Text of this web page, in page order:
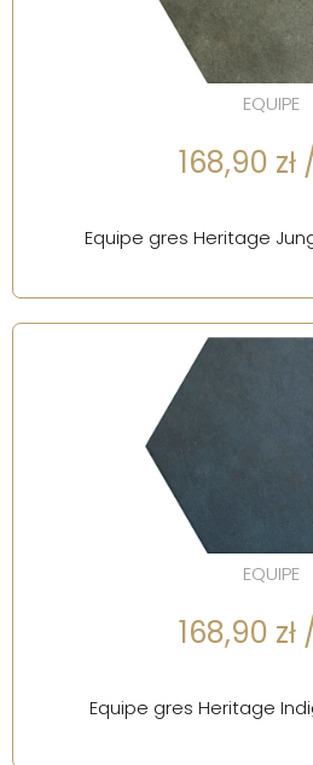
EQUIPE
168,90
Equipe gres Heritage
EQUIPE
168,90
Equipe gres Heritage